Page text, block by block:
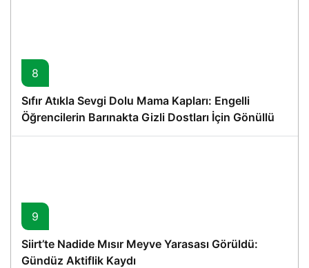
8
Sıfır Atıkla Sevgi Dolu Mama Kapları: Engelli
Öğrencilerin Barınakta Gizli Dostları İçin Gönüllü
Proje
9
Siirt’te Nadide Mısır Meyve Yarasası Görüldü:
Gündüz Aktiflik Kaydı